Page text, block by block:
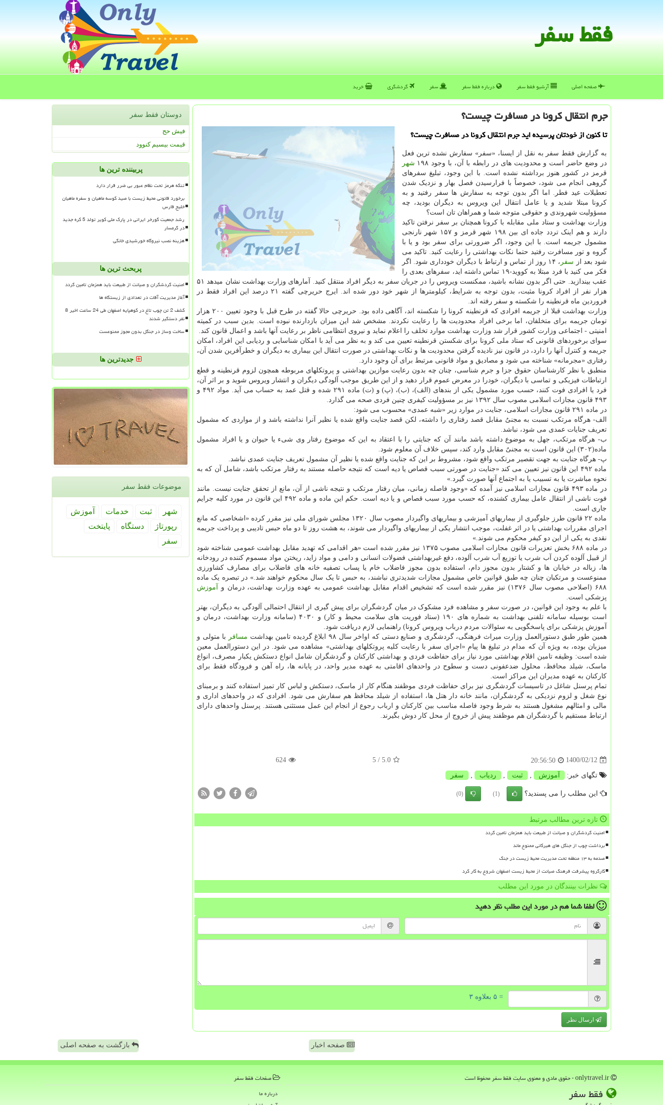
فقط سفر
صفحه اصلی آرشیو فقط سفر درباره فقط سفر سفر گردشگری خرید
جرم انتقال كرونا در مسافرت چیست؟
تا کنون از خودتان پرسیده اید جرم انتقال کرونا در مسافرت چیست؟
به گزارش فقط سفر به نقل از ایسنا، «سفر» سفارش نشده ترین فعل
در وضع حاضر است و محدودیت های در رابطه با آن، با وجود ۱۹۸
شهر
قرمز در کشور هنوز برداشته نشده است. با این وجود، تبلیغ سفرهای
گروهی انجام می شود، خصوصاً با فرارسیدن فصل بهار و نزدیک شدن
تعطیلات عید فطر. اما اگر بدون توجه به سفارش ها سفر رفتید و به
کرونا مبتلا شدید و یا عامل انتقال این ویروس به دیگران بودید، چه
مسؤولیت شهروندی و حقوقی متوجه شما و همراهان تان است؟
وزارت بهداشت و ستاد ملی مقابله با کرونا همچنان بر سفر نرفتن تاکید
دارند و هم اینک تردد جاده ای بین ۱۹۸ شهر قرمز و ۱۵۷ شهر نارنجی
مشمول جریمه است. با این وجود، اگر ضرورتی برای سفر بود و یا با
گروه و تور مسافرت رفتید حتما نکات بهداشتی را رعایت کنید. تاکید می
شود بعد از سفر
، ۱۴ روز از تماس و ارتباط با دیگران خودداری شود. اگر
فکر می کنید با فرد مبتلا به کووید-۱۹ تماس داشته اید، سفرهای بعدی را
عقب بیندازید. حتی اگر بدون نشانه باشید، ممکنست ویروس را در جریان سفر به دیگر افراد منتقل کنید. آمارهای وزارت بهداشت نشان میدهد ۵۱
هزار نفر از افراد کرونا مثبت، بدون توجه به شرایط، کیلومترها از شهر خود دور شده اند. ایرج حریرچی گفته ۲۱ درصد این افراد فقط در
فروردین ماه قرنطینه را شکسته و سفر رفته اند.
وزارت بهداشت قبلا از جریمه افرادی که قرنطینه کرونا را شکسته اند، آگاهی داده بود. حریرچی حالا گفته در طرح قبل با وجود تعیین ۲۰۰ هزار
تومان جریمه برای متخلفان، اما برخی افراد محدودیت ها را رعایت نکردند. مشخص شد این میزان بازدارنده نبوده است. بدین سبب در کمیته
امنیتی - اجتماعی وزارت کشور قرار شد وزارت بهداشت موارد تخلف را اعلام نماید و نیروی انتظامی ناظر بر رعایت آنها باشد و اعمال قانون کند.
سوای برخوردهای قانونی که ستاد ملی کرونا برای شکستن قرنطینه تعیین می کند و به نظر می آید با امکان شناسایی و ردیابی این افراد، امکان
جریمه و کنترل آنها را دارد، در قانون نیز نادیده گرفتن محدودیت ها و نکات بهداشتی در صورت انتقال این بیماری به دیگران و خطرآفرین شدن آن،
رفتاری «مجرمانه» شناخته می شود و مصادیق و مواد قانونی مرتبط برای آن وجود دارد.
منطبق با نظر کارشناسان حقوق جزا و جرم شناسی، چنان چه بدون رعایت موازین بهداشتی و پروتکلهای مربوطه همچون لزوم قرنطینه و قطع
ارتباطات فیزیکی و تماسی با دیگران، خودرا در معرض عموم قرار دهید و از این طریق موجب آلودگی دیگران و انتشار ویروس شوید و بر اثر آن،
فرد یا افرادی فوت کنند، حسب مورد مشمول یکی از بندهای (الف)، (ب)، (پ) و (ت) ماده ۲۹۱ شده و قتل عمد به حساب می آید. مواد ۴۹۲ و
۴۹۳ قانون مجازات اسلامی مصوب سال ۱۳۹۲ نیز بر مسؤولیت کیفری چنین فردی صحه می گذارد.
در ماده ۲۹۱ قانون مجازات اسلامی، جنایت در موارد زیر «شبه عمدی» محسوب می شود:
الف- هرگاه مرتکب نسبت به مجنیٌ مقابل قصد رفتاری را داشته، لکن قصد جنایت واقع شده یا نظیر آنرا نداشته باشد و از مواردی که مشمول
تعریف جنایات عمدی می شود، نباشد.
ب- هرگاه مرتکب، جهل به موضوع داشته باشد مانند آن که جنایتی را با اعتقاد به این که موضوع رفتار وی شیء یا حیوان و یا افراد مشمول
ماده(۳۰۲) این قانون است به مجنیٌ مقابل وارد کند، سپس خلاف آن معلوم شود.
پ- هرگاه جنایت به جهت تقصیر مرتکب واقع شود، مشروط بر این که جنایت واقع شده یا نظیر آن مشمول تعریف جنایت عمدی نباشد.
ماده ۴۹۲ این قانون نیز تعیین می کند «جنایت در صورتی سبب قصاص یا دیه است که نتیجه حاصله مستند به رفتار مرتکب باشد، شامل آن که به
نحوه مباشرت یا به تسبیب یا به اجتماع آنها صورت گیرد.»
در ماده ۴۹۳ قانون مجازات اسلامی نیز آمده که «وجود فاصله زمانی، میان رفتار مرتکب و نتیجه ناشی از آن، مانع از تحقق جنایت نیست. مانند
فوت ناشی از انتقال عامل بیماری کشنده، که حسب مورد سبب قصاص و یا دیه است. حکم این ماده و ماده ۴۹۲ این قانون در مورد کلیه جرایم
جاری است.
ماده ۲۲ قانون طرز جلوگیری از بیماریهای آمیزشی و بیماریهای واگیردار مصوب سال ۱۳۲۰ مجلس شورای ملی نیز مقرر کرده «اشخاصی که مانع
اجرای مقررات بهداشتی یا در اثر غفلت، موجب انتشار یکی از بیماریهای واگیردار می شوند، به هشت روز تا دو ماه حبس تادیبی و پرداخت جریمه
نقدی به یکی از این دو کیفر محکوم می شوند.»
در ماده ۶۸۸ بخش تعزیرات قانون مجازات اسلامی مصوب ۱۳۷۵ نیز مقرر شده است «هر اقدامی که تهدید مقابل بهداشت عمومی شناخته شود
از قبیل آلوده کردن آب شرب یا توزیع آب شرب آلوده، دفع غیربهداشتی فضولات انسانی و دامی و مواد زاید، ریختن مواد مسموم کننده در رودخانه
ها، زباله در خیابان ها و کشتار بدون مجوز دام، استفاده بدون مجوز فاضلاب خام یا پساب تصفیه خانه های فاضلاب برای مصارف کشاورزی
ممنوعست و مرتکبان چنان چه طبق قوانین خاص مشمول مجازات شدیدتری نباشند، به حبس تا یک سال محکوم خواهند شد.» در تبصره یک ماده
۶۸۸ (اصلاحی مصوب سال ۱۳۷۶) نیز مقرر شده است که تشخیص اقدام مقابل بهداشت عمومی به عهده وزارت بهداشت، درمان و
آموزش
پزشکی است.
با علم به وجود این قوانین، در صورت سفر و مشاهده فرد مشکوک در میان گردشگران برای پیش گیری از انتقال احتمالی آلودگی به دیگران، بهتر
است بوسیله سامانه تلفنی بهداشت به شماره های ۱۹۰ (ستاد فوریت های سلامت محیط و کار) و ۴۰۳۰ (سامانه وزارت بهداشت، درمان و
آموزش پزشکی برای پاسخگویی به سئوالات مردم درباب ویروس کرونا) راهنمایی لازم دریافت شود.
همین طور طبق دستورالعمل وزارت میراث فرهنگی، گردشگری و صنایع دستی که اواخر سال ۹۸ ابلاغ گردیده تامین بهداشت
مسافر
با متولی و
میزبان بوده، به ویژه آن که مدام در تبلیغ ها پیامِ «اجرای سفر با رعایت کلیه پروتکلهای بهداشتی» مشاهده می شود. در این دستورالعمل معین
شده است: وظیفه تامین اقلام بهداشتی مورد نیاز برای حفاظت فردی و بهداشتی کارکنان و گردشگران شامل انواع دستکش یکبار مصرف، انواع
ماسک، شیلد محافظ، محلول ضدعفونی دست و سطوح در واحدهای اقامتی به عهده مدیر واحد، در پایانه ها، راه آهن و فرودگاه فقط برای
کارکنان به عهده مدیران این مراکز است.
تمام پرسنل شاغل در تاسیسات گردشگری نیز برای حفاظت فردی موظفند هنگام کار از ماسک، دستکش و لباس کار تمیز استفاده کنند و برمبنای
نوع شغل و لزوم نزدیکی به گردشگران، مانند خانه دار هتل ها، استفاده از شیلد محافظ هم سفارش می شود. افرادی که در واحدهای اداری و
مالی و امثالهم مشغول هستند به شرط وجود فاصله مناسب بین کارکنان و ارباب رجوع از انجام این عمل مستثنی هستند. پرسنل واحدهای دارای
ارتباط مستقیم با گردشگران هم موظفند پیش از خروج از محل کار دوش بگیرند.
1400/02/12
20:56:50
5.0
/ 5
624
تگهای خبر: آموزش ثبت ردیاب سفر
این مطلب را می پسندید؟ (1)
(0)
تازه ترین مطالب مرتبط
امنیت گردشگران و صیانت از طبیعت باید همزمان تامین گردد
برداشت چوب از جنگل های هیرکانی ممنوع ماند
صدمه به ۱۳ منطقه تحت مدیریت محیط زیست در جنگ
کارگروه پیشرفت فرهنگ صیانت از محیط زیست اصفهان شروع به کار کرد
نظرات بینندگان در مورد این مطلب
لطفا شما همدر مورد این مطلبنظر دهید
= ۵ بعلاوه ۳
ارسال نظر
دوستان فقط سفر
فیش حج
قیمت بیسیم کنوود
پربیننده ترین ها
تنگه هرمز تحت نظام عبور بی ضرر قرار دارد
برخورد قانونی محیط زیست با صید کوسه ماهیان و سفره ماهیان
خلیج فارس
رشد جمعیت گورخر ایرانی در پارک ملی کویر تولد 5 کره جدید
در گرمسار
هزینه نصب نیروگاه خورشیدی خانگی
پربحث ترین ها
امنیت گردشگران و صیانت از طبیعت باید همزمان تامین گردد
آغاز مدیریت آفات در تعدادی از زیستگاه ها
کشف 2 تن چوب تاغ در کوهپایه اصفهان طی 24 ساعت اخیر 8
نفر دستگیر شدند
ساخت وساز در جنگل بدون مجوز ممنوعست
جدیدترین ها
موضوعات فقط سفر
شهر ثبت خدمات
آموزش
رپورتاژ
دستگاه
پایتخت
سفر
صفحه اخبار بازگشت به صفحه اصلی
فقط سفر
صفحات فقط سفر
درباره ما